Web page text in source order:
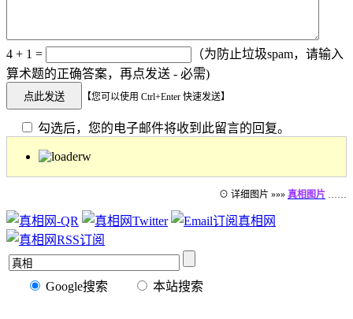
4 + 1 =
（为防止垃圾spam，请输入
算术题的正确答案，再点发送 - 必需)
【您可以使用 Ctrl+Enter 快速发送】
勾选后，您的电子邮件将收到此留言的回复。
⊙ 详细图片 »»» 真相图片 ……
Google搜索 本站搜索